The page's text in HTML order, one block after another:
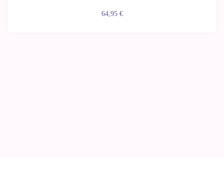
64,95 €